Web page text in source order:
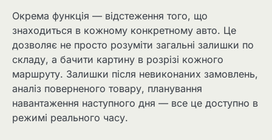
Окрема функція — відстеження того, що
знаходиться в кожному конкретному авто. Це
дозволяє не просто розуміти загальні залишки по
складу, а бачити картину в розрізі кожного
маршруту. Залишки після невиконаних замовлень,
аналіз поверненого товару, планування
навантаження наступного дня — все це доступно в
режимі реального часу.